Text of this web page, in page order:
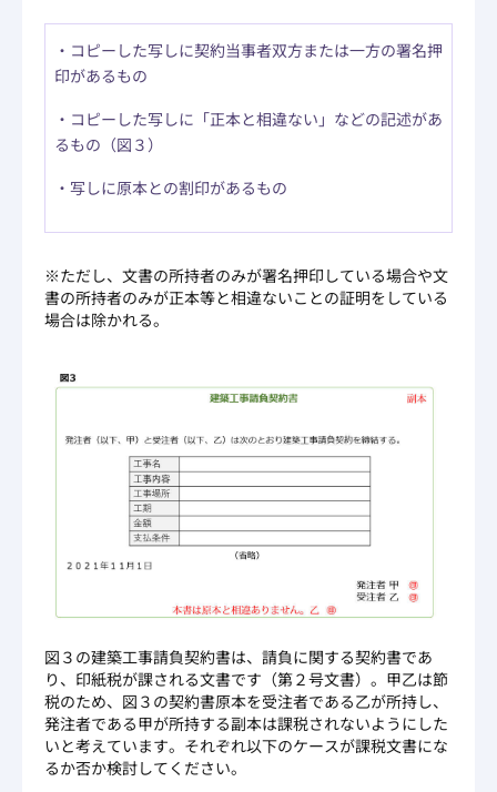
・コピーした写しに契約当事者双方または一方の署名押
印があるもの
・コピーした写しに「正本と相違ない」などの記述があ
るもの（図３）
・写しに原本との割印があるもの
※ただし、文書の所持者のみが署名押印している場合や文
書の所持者のみが正本等と相違ないことの証明をしている
場合は除かれる。
図３の建築工事請負契約書は、請負に関する契約書であ
り、印紙税が課される文書です（第２号文書）。甲乙は節
税のため、図３の契約書原本を受注者である乙が所持し、
発注者である甲が所持する副本は課税されないようにした
いと考えています。それぞれ以下のケースが課税文書にな
るか否か検討してください。